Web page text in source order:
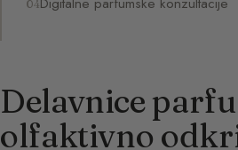
Delavnice
olfaktivno